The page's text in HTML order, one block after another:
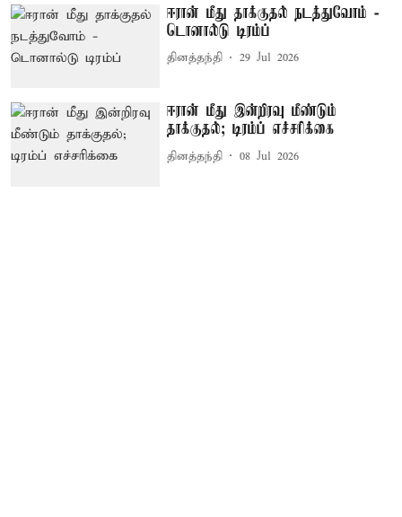
ஈரான் மீது தாக்குதல் நடத்துவோம் -
டொனால்டு டிரம்ப்
தினத்தந்தி 29 Jul 2026
ஈரான் மீது இன்றிரவு மீண்டும்
தாக்குதல்; டிரம்ப் எச்சரிக்கை
தினத்தந்தி 08 Jul 2026